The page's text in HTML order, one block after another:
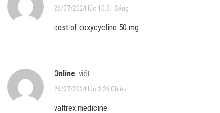
26/07/2024 lúc 10:31 Sáng
cost of doxycycline 50 mg
online viết:
26/07/2024 lúc 3:26 Chiều
valtrex medicine